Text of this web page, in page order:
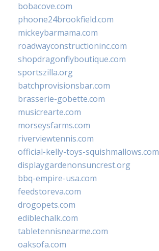
bobacove.com
phoone24brookfield.com
mickeybarmama.com
roadwayconstructioninc.com
shopdragonflyboutique.com
sportszilla.org
batchprovisionsbar.com
brasserie-gobette.com
musicrearte.com
morseysfarms.com
riverviewtennis.com
official-kelly-toys-squishmallows.com
displaygardenonsuncrest.org
bbq-empire-usa.com
feedstoreva.com
drogopets.com
ediblechalk.com
tabletennisnearme.com
oaksofa.com